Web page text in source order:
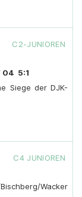
C2-JUNIOREN
04 5:1
Siege der DJK-
C4 JUNIOREN
Wacker